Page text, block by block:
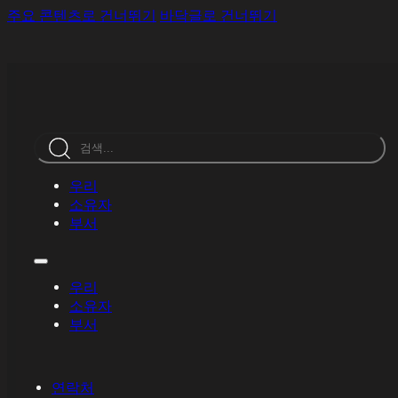
주요 콘텐츠로 건너뛰기 바닥글로 건너뛰기
색
우리
소유자
부서
우리
소유자
부서
연락처